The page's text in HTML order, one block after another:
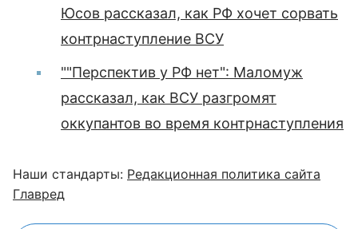
Юсов рассказал, как РФ хочет сорвать
контрнаступление ВСУ
""Перспектив у РФ нет": Маломуж
рассказал, как ВСУ разгромят
оккупантов во время контрнаступления
Наши стандарты: Редакционная политика сайта
Главред